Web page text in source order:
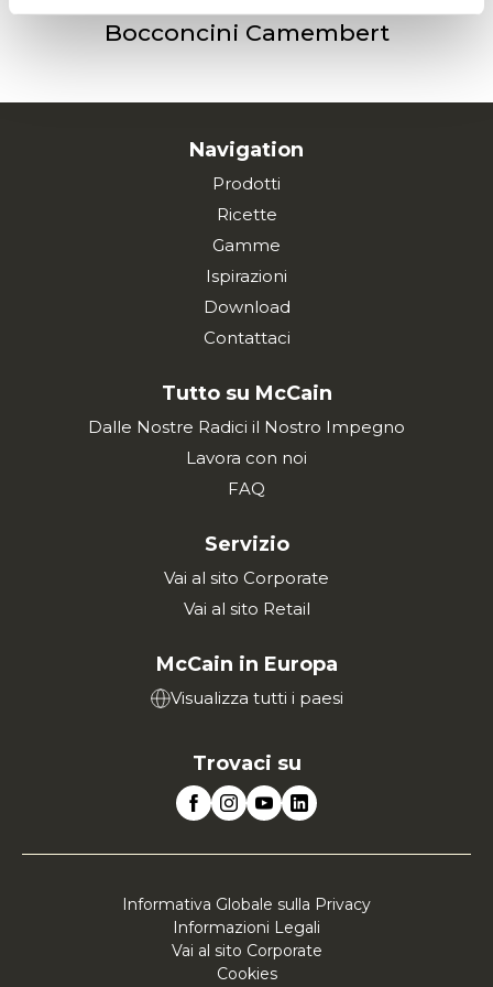
Bocconcini Camembert
Navigation
Prodotti
Ricette
Gamme
Ispirazioni
Download
Contattaci
Tutto su McCain
Dalle Nostre Radici il Nostro Impegno
Lavora con noi
FAQ
Servizio
Vai al sito Corporate
Vai al sito Retail
McCain in Europa
Visualizza tutti i paesi
Trovaci su
Informativa Globale sulla Privacy
Informazioni Legali
Vai al sito Corporate
Cookies